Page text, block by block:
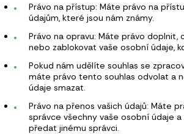
Právo na přístup: Máte právo na
údajům, které jsou nám známy.
Právo na opravu: Máte právo doplnit,
nebo zablokovat vaše osobní údaje,
Pokud nám udělíte souhlas se
máte právo tento souhlas odvolat a
údaje smazat.
Právo na přenos vašich údajů: Máte
správce všechny vaše osobní údaje
předat jinému správci.